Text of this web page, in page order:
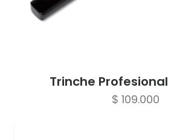
Trinche Profesional
$ 109.000